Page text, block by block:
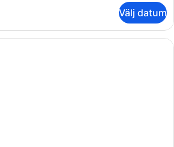
Välj datum
Superior dubbelrum | Minibar,